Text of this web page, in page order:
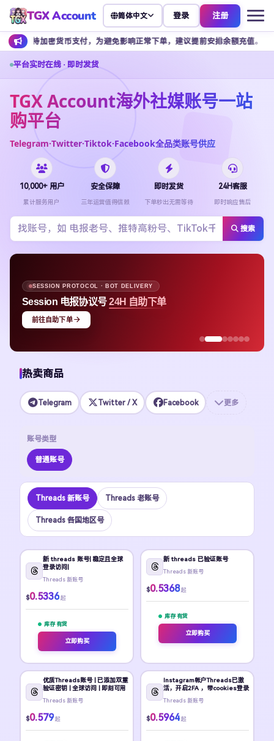
TGX Account 简体中文 登录 注册
付，为避免影响正常下单，建议提前安排余额充值。 客服不接
平台实时在线 · 即时发货
TGX Account海外社媒账号一站
购平台
Telegram·Twitter·Tiktok·Facebook全品类账号供应
10,000+ 用户
累计服务用户
安全保障
三年运营值得信赖
即时发货
下单秒出无需等待
24H客服
即时响应售后
搜索
SESSION PROTOCOL · BOT DELIVERY
Session 电报协议号24H 自助下单
前往自助下单
热卖商品
Telegram Twitter / X Facebook 更多
账号类型
普通账号
Threads 新账号 Threads 老账号
Threads 各国地区号
新 threads 账号| 稳定且全球
登录访问|
Threads 新账号
$0.5336 起
库存 有货
立即购买
新 threads 已验证账号
Threads 新账号
$0.5368 起
库存 有货
立即购买
优质Threads账号 | 已添加双重
验证密钥 | 全球访问 | 即刻可用
Threads 新账号
$0.579 起
Instagram帐户Threads已激
活，开启2FA ，带cookies登录
Threads 新账号
$0.5964 起